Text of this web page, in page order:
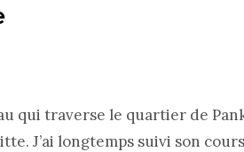
qui traverse le quartier de
J’ai longtemps suivi son